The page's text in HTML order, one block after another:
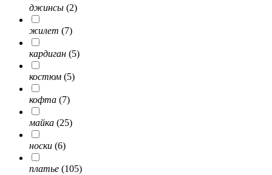
джинсы (2)
жилет (7)
кардиган (5)
костюм (5)
кофта (7)
майка (25)
носки (6)
платье (105)